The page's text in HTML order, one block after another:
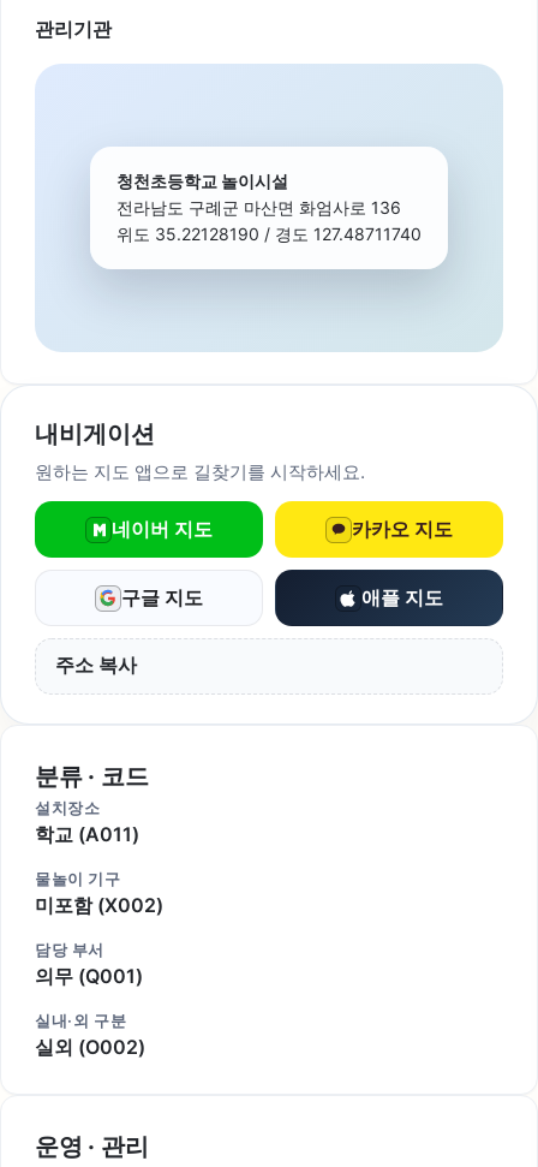
관리기관
청천초등학교 놀이시설
전라남도 구례군 마산면 화엄사로 136
위도 35.22128190 / 경도 127.48711740
내비게이션
원하는 지도 앱으로 길찾기를 시작하세요.
네이버 지도 카카오 지도
구글 지도 애플 지도
주소 복사
분류 · 코드
설치장소
학교 (A011)
물놀이 기구
미포함 (X002)
담당 부서
의무 (Q001)
실내·외 구분
실외 (O002)
운영 · 관리